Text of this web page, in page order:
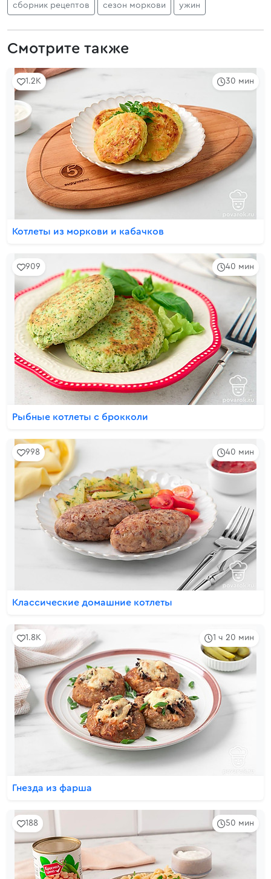
сборник рецептов сезон моркови ужин
Смотрите также
30 мин
1.2K
Котлеты из моркови и кабачков
40 мин
909
Рыбные котлеты с брокколи
40 мин
998
Классические домашние котлеты
1 ч 20 мин
1.8K
Гнезда из фарша
50 мин
188